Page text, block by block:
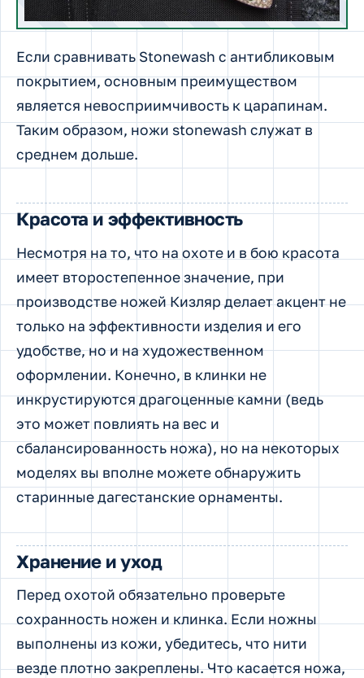
Если сравнивать Stonewash с антибликовым
покрытием, основным преимуществом
является невосприимчивость к царапинам.
Таким образом, ножи stonewash служат в
среднем дольше.
Красота и эффективность
Несмотря на то, что на охоте и в бою красота
имеет второстепенное значение, при
производстве ножей Кизляр делает акцент не
только на эффективности изделия и его
удобстве, но и на художественном
оформлении. Конечно, в клинки не
инкрустируются драгоценные камни (ведь
это может повлиять на вес и
сбалансированность ножа), но на некоторых
моделях вы вполне можете обнаружить
старинные дагестанские орнаменты.
Хранение и уход
Перед охотой обязательно проверьте
сохранность ножен и клинка. Если ножны
выполнены из кожи, убедитесь, что нити
везде плотно закреплены. Что касается ножа,